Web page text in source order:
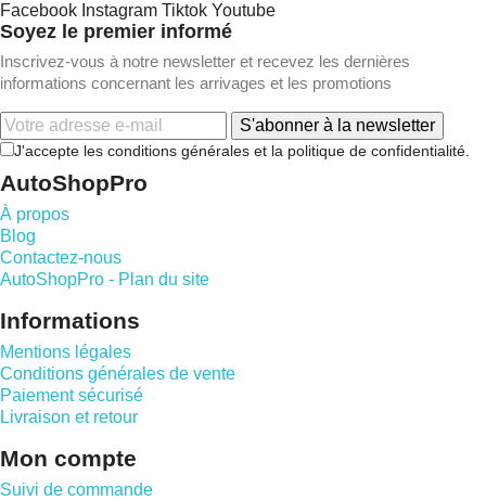
Facebook Instagram Tiktok Youtube
Soyez le premier informé
Inscrivez-vous à notre newsletter et recevez les dernières
informations concernant les arrivages et les promotions
S'abonner à la newsletter
J'accepte les conditions générales et la politique de confidentialité.
AutoShopPro
À propos
Blog
Contactez-nous
AutoShopPro - Plan du site
Informations
Mentions légales
Conditions générales de vente
Paiement sécurisé
Livraison et retour
Mon compte
Suivi de commande